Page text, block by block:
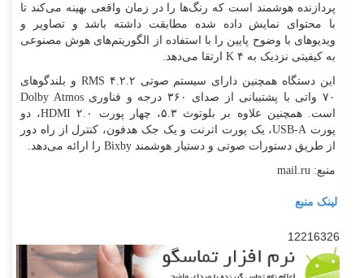
پردازنده هوشمند است که رنگ‌ها را در زمان واقعی بهینه می‌کند تا
با محتوای نمایش داده شده مطابقت داشته باشد و تصاویر و
ویدیو‌های با وضوح پایین را با استفاده از الگوریتم‌های هوش مصنوعی
به کیفیتی نزدیک به ۴ K ارتقا می‌دهد.
این دستگاه همچنین دارای سیستم صوتی RMS ۴.۲.۲ و بلندگو‌های
۷۰ واتی با پشتیبانی از صدای ۳۶۰ درجه و فناوری Dolby Atmos
است. همچنین علاوه بر بلوتوث ۵.۳، چهار پورت HDMI ۲.۰، دو
پورت USB-A، یک پورت اترنت و یک جک هدفون، کنترل از راه دور
از طریق دستورات صوتی و دستیار هوشمند Bixby را ارائه می‌دهد.
منبع: mail.ru
لینک منبع
12216326